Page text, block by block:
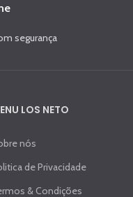
segurança
LOS NETO
nós
de Privacidade
& Condições